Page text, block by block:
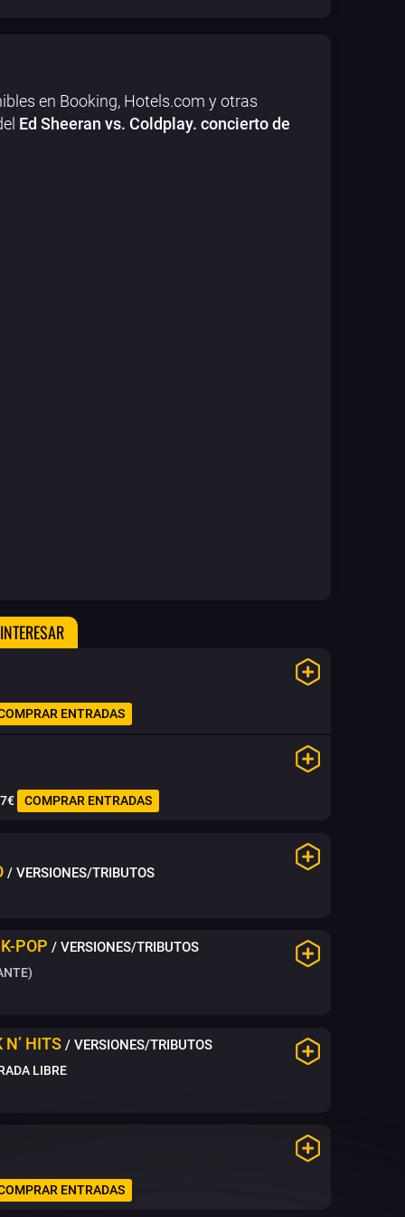
en Booking, Hotels.com y otras
Ed Sheeran vs. Coldplay. concierto de
ENTRADAS
COMPRAR ENTRADAS
/ VERSIONES/TRIBUTOS
POP / VERSIONES/TRIBUTOS
N’ HITS / VERSIONES/TRIBUTOS
LIBRE
ENTRADAS